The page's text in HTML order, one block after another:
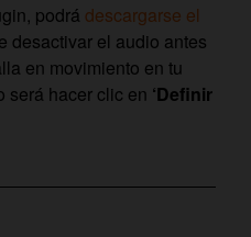
podrá descargarse el
desactivar el audio antes
en movimiento en tu
será hacer clic en ‘Definir